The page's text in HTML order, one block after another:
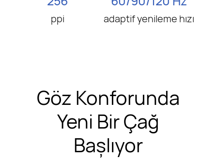
ppi adaptif yenileme hızı
Göz Konforunda
Yeni Bir Çağ
Başlıyor